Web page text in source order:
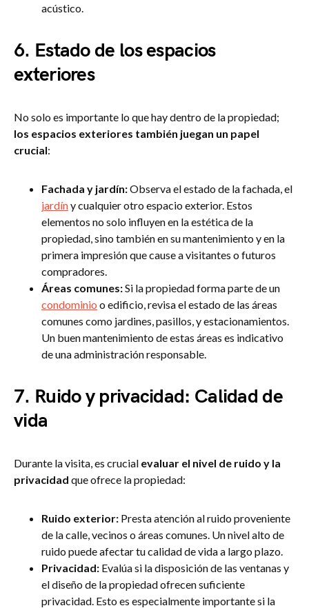
acústico.
6. Estado de los espacios
exteriores
No solo es importante lo que hay dentro de la propiedad;
los espacios exteriores también juegan un papel
crucial:
Fachada y jardín:Observa el estado de la fachada, el
jardíny cualquier otro espacio exterior. Estos
elementos no solo influyen en la estética de la
propiedad, sino también en su mantenimiento y en la
primera impresión que cause a visitantes o futuros
compradores.
Áreas comunes:Si la propiedad forma parte de un
condominio o edificio, revisa el estado de las áreas
comunes como jardines, pasillos, y estacionamientos.
Un buen mantenimiento de estas áreas es indicativo
de una administración responsable.
7. Ruido y privacidad: Calidad de
vida
Durante la visita, es crucial evaluar el nivel de ruido y la
privacidad que ofrece la propiedad:
Ruido exterior: Presta atención al ruido proveniente
de la calle, vecinos o áreas comunes. Un nivel alto de
ruido puede afectar tu calidad de vida a largo plazo.
Privacidad: Evalúa si la disposición de las ventanas y
el diseño de la propiedad ofrecen suficiente
privacidad. Esto es especialmente importante si la